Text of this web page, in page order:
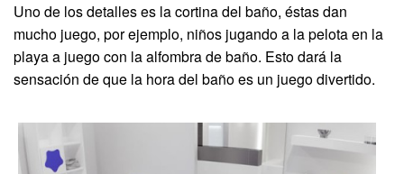
Uno de los detalles es la cortina del baño, éstas dan
mucho juego, por ejemplo, niños jugando a la pelota en la
playa a juego con la alfombra de baño. Esto dará la
sensación de que la hora del baño es un juego divertido.